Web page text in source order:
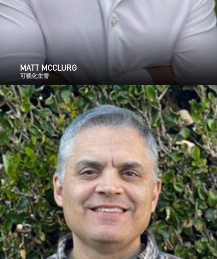
MATT MCCLURG
可视化主管